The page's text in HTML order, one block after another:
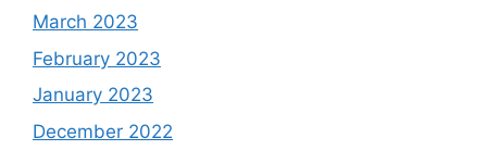
March 2023
February 2023
January 2023
December 2022